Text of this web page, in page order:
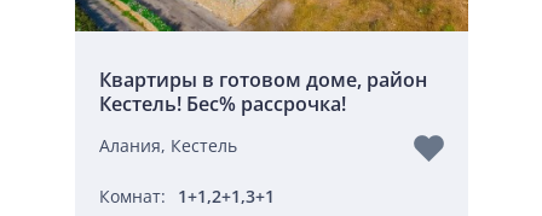
Квартиры в готовом доме, район
Кестель! Бес% рассрочка!
Алания, Кестель
Комнат: 1+1,2+1,3+1